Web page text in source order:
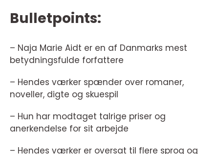
Bulletpoints:
– Naja Marie Aidt er en af Danmarks mest
betydningsfulde forfattere
– Hendes værker spænder over romaner,
noveller, digte og skuespil
– Hun har modtaget talrige priser og
anerkendelse for sit arbejde
– Hendes værker er oversat til flere sprog og